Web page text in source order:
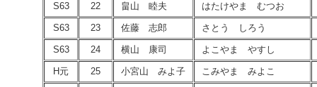
S63 22 畠山 睦夫 はたけやま むつお
S63 23 佐藤 志郎 さとう しろう
S63 24 横山 康司 よこやま やすし
H元 25 小宮山 みよ子 こみやま みよこ